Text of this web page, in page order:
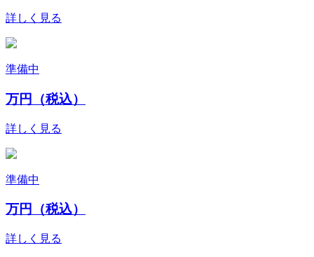
詳しく見る
準備中
万円（税込）
詳しく見る
準備中
万円（税込）
詳しく見る